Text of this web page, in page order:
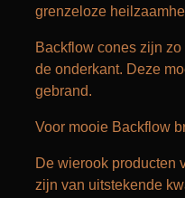
grenzeloze
Backflow cones zijn
de onderkant. Deze
gebrand.
Voor mooie Backflow
De wierook producten
zijn van uitstekende